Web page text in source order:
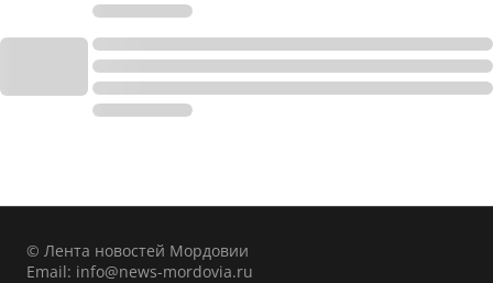
© Лента новостей Мордовии
Email: info@news-mordovia.ru